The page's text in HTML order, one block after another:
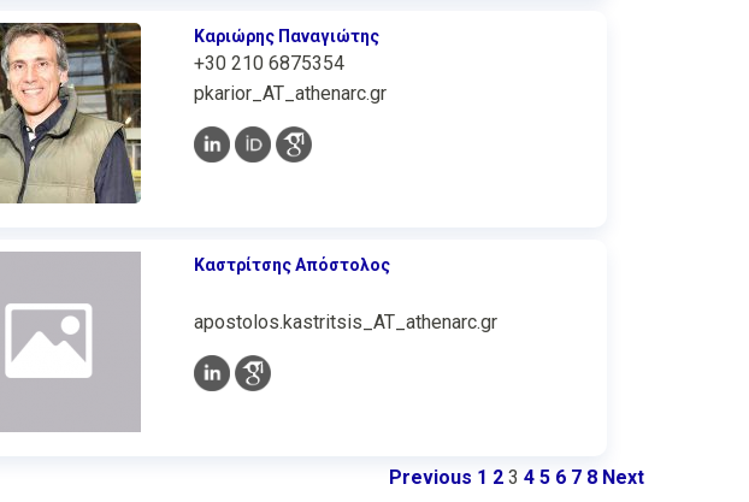
Καριώρης Παναγιώτης
+30 210 6875354
pkarior_AT_athenarc.gr
Καστρίτσης Απόστολος
apostolos.kastritsis_AT_athenarc.gr
Previous 1 2 3 4 5 6 7 8 Next